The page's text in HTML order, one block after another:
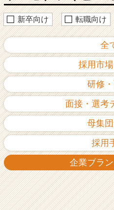
ノ
ウ
ハ
ウ
事
|
ベ
チ
ャ
ー・
長
業
か
全
採用市
研修
面接・選考
母集
採用
企業ブラ
新卒向け 転職向け